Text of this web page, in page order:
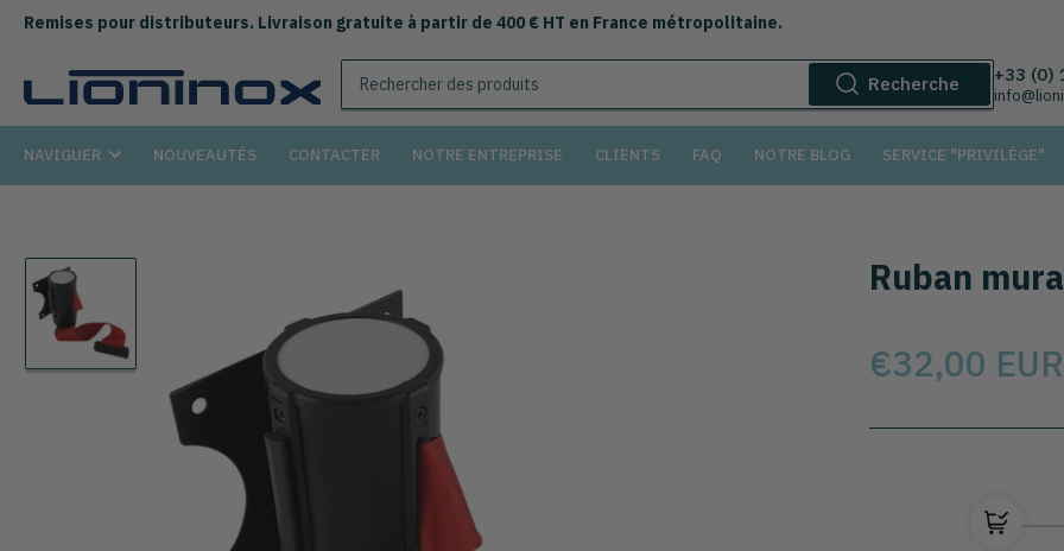
Remises pour distributeurs. Livraison gratuite à partir de 400 € HT en France métropolitaine.
Rechercher
des
produits
Recherche +33 (0)
NAVIGUER NOUVEAUTÉS CONTACTER NOTRE ENTREPRISE CLIENTS FAQ NOTRE BLOG SERVICE "PRIVILÈGE"
Chargement
de
la
Ruban
Prix
€32,00 EUR